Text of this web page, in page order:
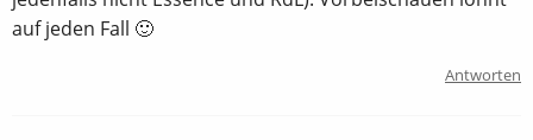
auf jeden Fall 🙂
Antworten